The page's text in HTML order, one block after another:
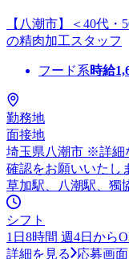
【八潮市】＜40代
の精肉加工スタッフ
フード系時給
勤務地
面接地
埼玉県八潮市 ※詳細
確認をお願いいたし
草加駅、八潮駅、獨
シフト
1日8時間 週4日から
詳細を見る
応募画